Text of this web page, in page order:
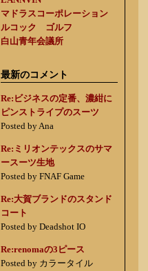
マドラスコーポレーション
ルコック ゴルフ
白山青年会議所
最新のコメント
Re:ビジネスの定番、濃紺に
ピンストライプのスーツ
Posted by Ana
Re:ミリオンテックスのサマ
ースーツ生地
Posted by FNAF Game
Re:大賀ブランドのスタンド
コート
Posted by Deadshot IO
Re:renomaの3ピース
Posted by カラータイル